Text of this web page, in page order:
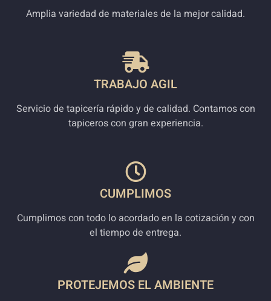
Amplia variedad de materiales de la mejor calidad.
TRABAJO AGIL
Servicio de tapicería rápido y de calidad. Contamos con
tapiceros con gran experiencia.
CUMPLIMOS
Cumplimos con todo lo acordado en la cotización y con
el tiempo de entrega.
PROTEJEMOS EL AMBIENTE